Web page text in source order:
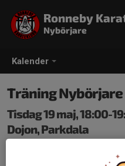
Kalender
Ronneby
Nybörjare
Träning Nybörjare
Tisdag 19 maj, 18:00-
Dojon, Parkdala